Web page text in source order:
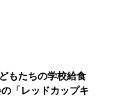
もたちの学校給食
「レッドカップキ